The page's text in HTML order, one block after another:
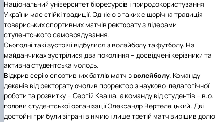
Національний університет біоресурсів і природокористування
України має стійкі традиції. Однією з таких є щорічна традиція
товариських спортивних матчів ректорату з лідерами
студентського самоврядування.
Сьогодні такі зустрічі відбулися з волейболу та футболу. На
майданчиках зустрілися два покоління – досвідчені керівники та
активна студентська молодь.
Відкрив серію спортивних батлів матч з волейболу. Команду
деканів від ректорату очолив проректор з науково-педагогічної
роботи та розвитку – Сергій Кваша, а команду від студентів – в.о.
голови студентської організації Олександр Вертелецький. Дві
достойні гри були зіграні в нічию і лише третій матч вирішив долю